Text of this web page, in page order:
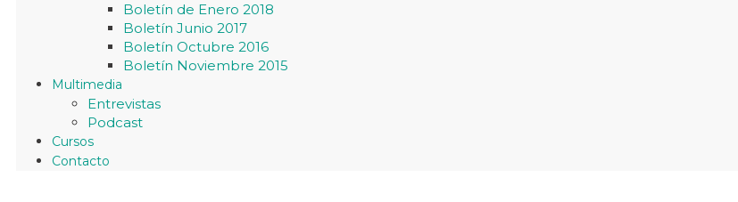
Boletín de Enero 2018
Boletín Junio 2017
Boletín Octubre 2016
Boletín Noviembre 2015
Multimedia
Entrevistas
Podcast
Cursos
Contacto